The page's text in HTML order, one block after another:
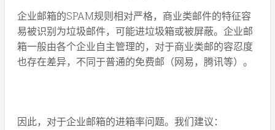
企业邮箱的SPAM规则相对严格，商业类邮件的特征容
易被识别为垃圾邮件，可能进垃圾箱或被屏蔽。企业邮
箱一般由各个企业自主管理的，对于商业类邮的容忍度
也存在差异，不同于普通的免费邮（网易，腾讯等）。
因此，对于企业邮箱的进箱率问题。我们建议：